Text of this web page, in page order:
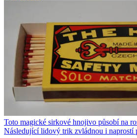
Toto magické sirkové hnojivo působí na
Následující lidový trik zvládnou i naprostí